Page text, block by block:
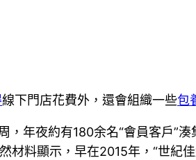
線下門店花費外，還會組織一些包
，年夜約有180余名“會員客戶”
料顯示，早在2015年，“世紀